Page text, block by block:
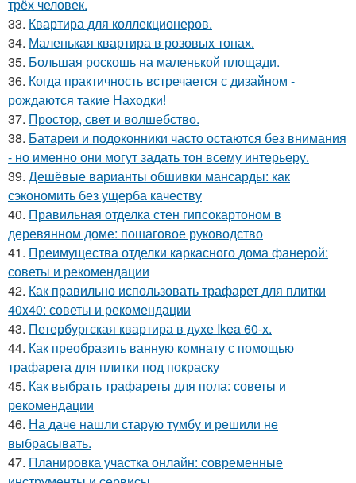
трёх человек.
33. Квартира для коллекционеров.
34. Маленькая квартира в розовых тонах.
35. Большая роскошь на маленькой площади.
36. Когда практичность встречается с дизайном -
рождаются такие Находки!
37. Простор, свет и волшебство.
38. Батареи и подоконники часто остаются без внимания
- но именно они могут задать тон всему интерьеру.
39. Дешёвые варианты обшивки мансарды: как
сэкономить без ущерба качеству
40. Правильная отделка стен гипсокартоном в
деревянном доме: пошаговое руководство
41. Преимущества отделки каркасного дома фанерой:
советы и рекомендации
42. Как правильно использовать трафарет для плитки
40x40: советы и рекомендации
43. Петербургская квартира в духе Ikea 60-х.
44. Как преобразить ванную комнату с помощью
трафарета для плитки под покраску
45. Как выбрать трафареты для пола: советы и
рекомендации
46. На даче нашли старую тумбу и решили не
выбрасывать.
47. Планировка участка онлайн: современные